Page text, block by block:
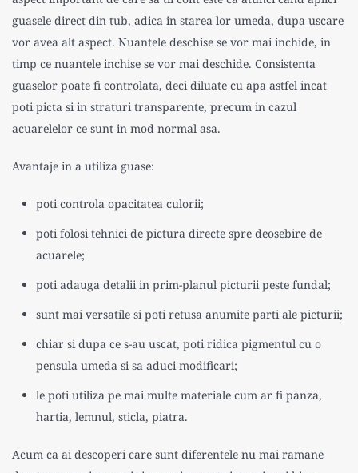
guasele direct din tub, adica in starea lor umeda, dupa uscare
vor avea alt aspect. Nuantele deschise se vor mai inchide, in
timp ce nuantele inchise se vor mai deschide. Consistenta
guaselor poate fi controlata, deci diluate cu apa astfel incat
poti picta si in straturi transparente, precum in cazul
acuarelelor ce sunt in mod normal asa.
Avantaje in a utiliza guase:
poti controla opacitatea culorii;
poti folosi tehnici de pictura directe spre deosebire de
acuarele;
poti adauga detalii in prim-planul picturii peste fundal;
sunt mai versatile si poti retusa anumite parti ale picturii;
chiar si dupa ce s-au uscat, poti ridica pigmentul cu o
pensula umeda si sa aduci modificari;
le poti utiliza pe mai multe materiale cum ar fi panza,
hartia, lemnul, sticla, piatra.
Acum ca ai descoperi care sunt diferentele nu mai ramane